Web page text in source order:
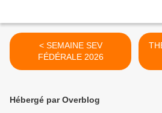
< SEMAINE SEV
FÉDÉRALE 2026
Hébergé par Overblog